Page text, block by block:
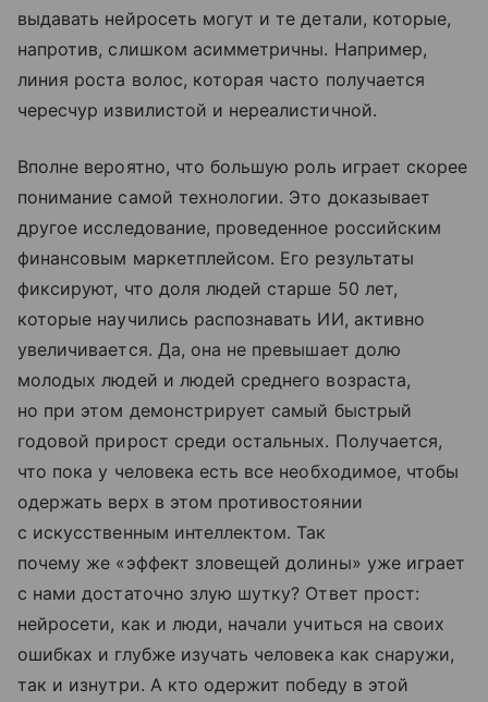
выдавать нейросеть могут и те детали, которые,
напротив, слишком асимметричны. Например,
линия роста волос, которая часто получается
чересчур извилистой и нереалистичной.
Вполне вероятно, что большую роль играет скорее
понимание самой технологии. Это доказывает
другое исследование, проведенное российским
финансовым маркетплейсом. Его результаты
фиксируют, что доля людей старше 50 лет,
которые научились распознавать ИИ, активно
увеличивается. Да, она не превышает долю
молодых людей и людей среднего возраста,
но при этом демонстрирует самый быстрый
годовой прирост среди остальных. Получается,
что пока у человека есть все необходимое, чтобы
одержать верх в этом противостоянии
с искусственным интеллектом. Так
почему же «эффект зловещей долины» уже играет
с нами достаточно злую шутку? Ответ прост:
нейросети, как и люди, начали учиться на своих
ошибках и глубже изучать человека как снаружи,
так и изнутри. А кто одержит победу в этой